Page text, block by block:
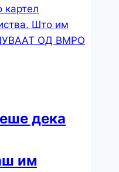
дека
им